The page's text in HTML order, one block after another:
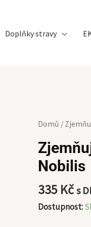
Doplňky stravy
Domů /
Nobilis
335 Kčs
Dostupnost:
Zjemňující
krém
argan
množství